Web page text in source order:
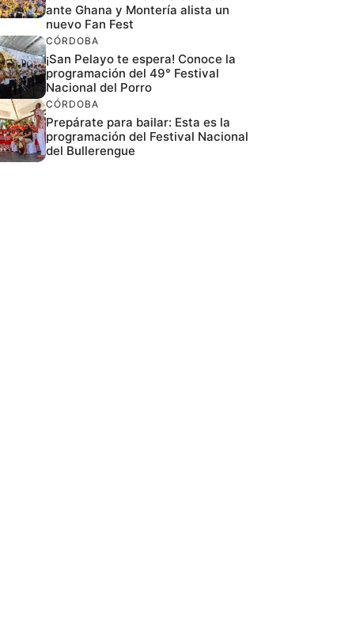
ante Ghana y Montería alista un
nuevo Fan Fest
CÓRDOBA
¡San Pelayo te espera! Conoce la
programación del 49° Festival
Nacional del Porro
CÓRDOBA
Prepárate para bailar: Esta es la
programación del Festival Nacional
del Bullerengue